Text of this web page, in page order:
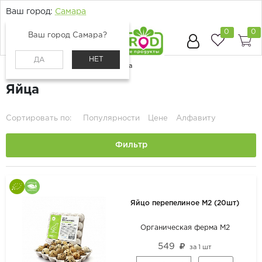
Ваш город: Самара
Ваш город Самара?
ДА НЕТ
0 0
Молоко, сыр, яйца
Яйца
Сортировать по: Популярности Цене Алфавиту
Фильтр
Яйцо перепелиное М2 (20шт)
Органическая ферма М2
549 за1 шт